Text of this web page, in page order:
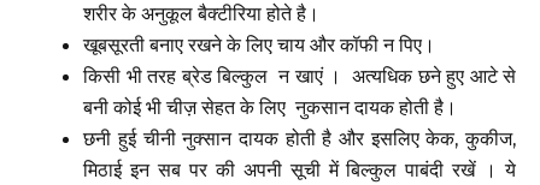
शरीर के अनुकूल बैक्टीरिया होते है।
खूबसूरती बनाए रखने के लिए चाय और कॉफी न पिए।
किसी भी तरह ब्रेड बिल्कुल न खाएं । अत्यधिक छने हुए आटे से
बनी कोई भी चीज़ सेहत के लिए नुकसान दायक होती है।
छनी हुई चीनी नुक्सान दायक होती है और इसलिए केक, कुकीज,
मिठाई इन सब पर की अपनी सूची में बिल्कुल पाबंदी रखें । ये